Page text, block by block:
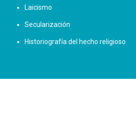
Laicismo
Secularización
Historiografía del hecho religioso